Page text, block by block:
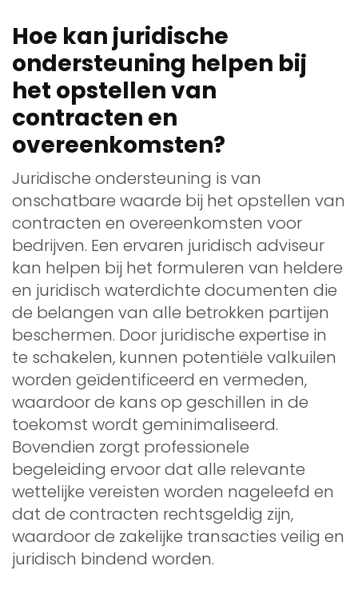
Hoe kan juridische
ondersteuning helpen bij
het opstellen van
contracten en
overeenkomsten?
Juridische ondersteuning is van
onschatbare waarde bij het opstellen van
contracten en overeenkomsten voor
bedrijven. Een ervaren juridisch adviseur
kan helpen bij het formuleren van heldere
en juridisch waterdichte documenten die
de belangen van alle betrokken partijen
beschermen. Door juridische expertise in
te schakelen, kunnen potentiële valkuilen
worden geïdentificeerd en vermeden,
waardoor de kans op geschillen in de
toekomst wordt geminimaliseerd.
Bovendien zorgt professionele
begeleiding ervoor dat alle relevante
wettelijke vereisten worden nageleefd en
dat de contracten rechtsgeldig zijn,
waardoor de zakelijke transacties veilig en
juridisch bindend worden.